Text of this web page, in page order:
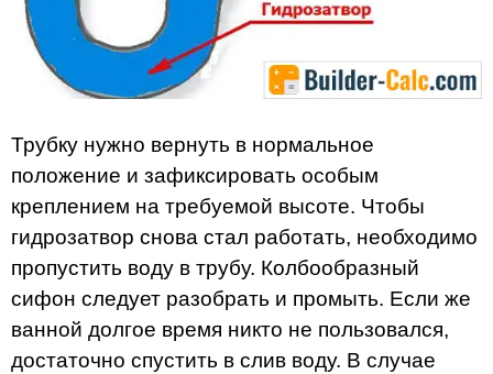
Трубку нужно вернуть в нормальное
положение и зафиксировать особым
креплением на требуемой высоте. Чтобы
гидрозатвор снова стал работать, необходимо
пропустить воду в трубу. Колбообразный
сифон следует разобрать и промыть. Если же
ванной долгое время никто не пользовался,
достаточно спустить в слив воду. В случае